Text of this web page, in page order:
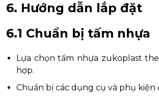
6. Hướng dẫn lắp đặt
6.1 Chuẩn bị tấm nhựa
Lựa chọn tấm nhựa zukoplast
hợp.
Chuẩn bị các dụng cụ và phụ kiện